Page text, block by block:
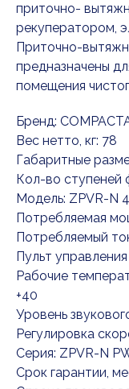
приточно-
рекуператором,
Приточно-
предназначены
помещения
Бренд:
Вес нетто, кг: 78
Габаритные
Кол-во ступеней
Модель: ZPVR-N
Потребляемая
Потребляемый
Пульт
Рабочие
+40
Уровень
Регулировка
Серия: ZPVR-N
Срок гарантии,